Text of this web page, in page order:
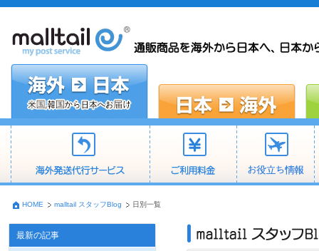
HOME malltail スタッフBlog 日別一覧
最新の記事